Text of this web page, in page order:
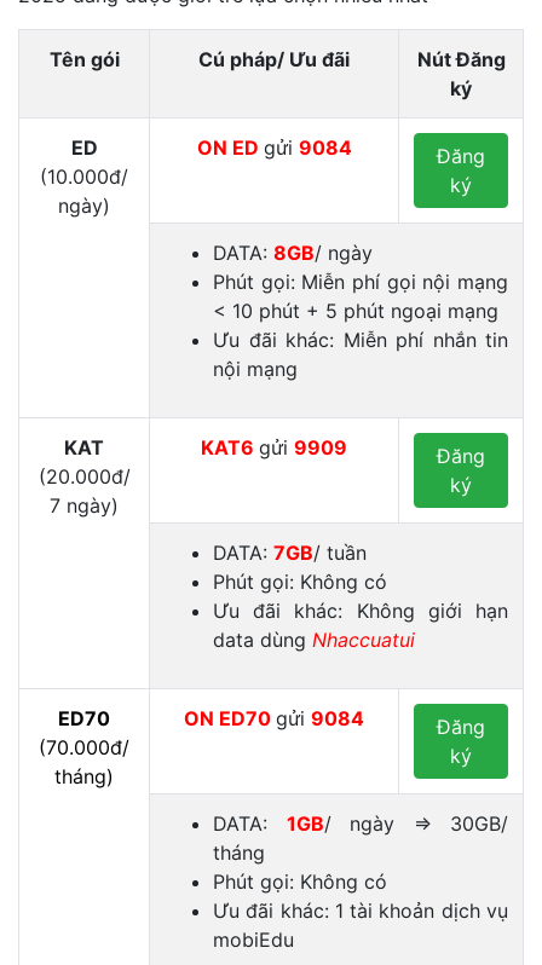
Tên gói Cú pháp/ Ưu đãi
Nút Đăng
ký
ED
(10.000đ/
ngày)
ON ED gửi 9084
Đăng
ký
DATA: 8GB/ ngày
Phút gọi: Miễn phí gọi nội mạng
< 10 phút + 5 phút ngoại mạng
Ưu đãi khác: Miễn phí nhắn tin
nội mạng
KAT
(20.000đ/
7 ngày)
KAT6 gửi 9909
Đăng
ký
DATA: 7GB/ tuần
Phút gọi: Không có
Ưu đãi khác: Không giới hạn
data dùng Nhaccuatui
ED70
(70.000đ/
tháng)
ON ED70 gửi 9084
Đăng
ký
DATA: 1GB/ ngày ⇒ 30GB/
tháng
Phút gọi: Không có
Ưu đãi khác: 1 tài khoản dịch vụ
mobiEdu